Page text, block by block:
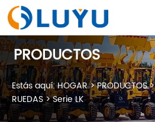
PRODUCTOS
Estás aquí:HOGAR>PRODUCTOS
RUEDAS>Serie LK